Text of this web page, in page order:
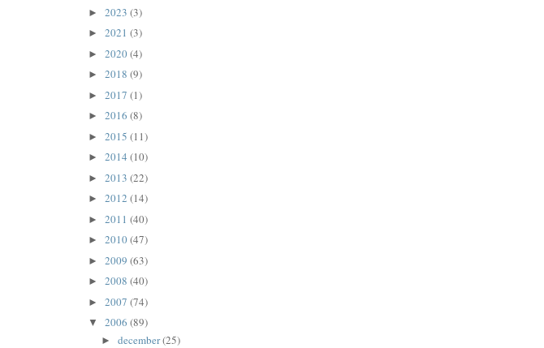
► 2023 (3)
► 2021 (3)
► 2020(4)
► 2018 (9)
► 2017 (1)
► 2016 (8)
► 2015 (11)
► 2014 (10)
► 2013 (22)
► 2012 (14)
► 2011 (40)
► 2010(47)
► 2009 (63)
► 2008 (40)
► 2007 (74)
▼ 2006 (89)
► december(25)